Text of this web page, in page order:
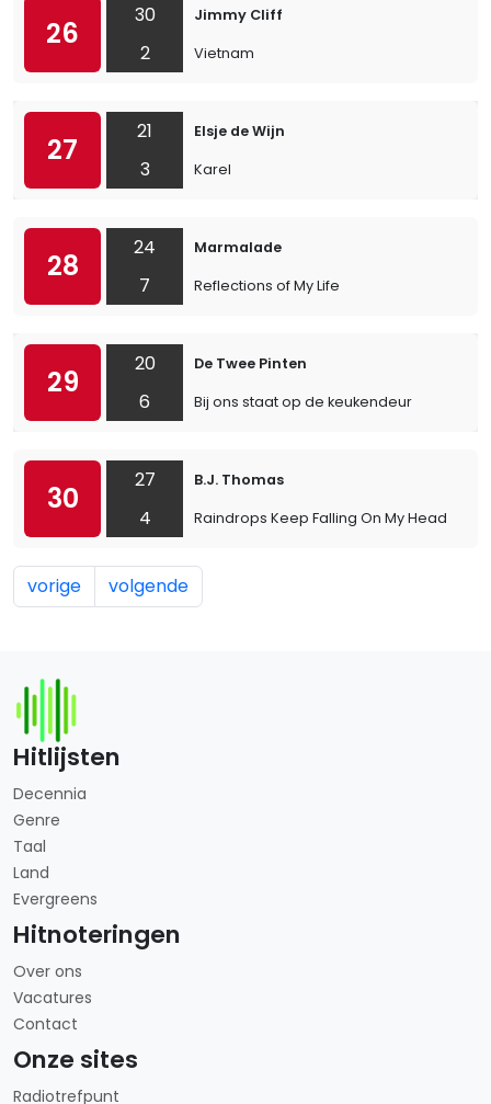
26
30
2
Jimmy Cliff
Vietnam
27
21
3
Elsje de Wijn
Karel
28
24
7
Marmalade
Reflections of My Life
29
20
6
De Twee Pinten
Bij ons staat op de keukendeur
30
27
4
B.J. Thomas
Raindrops Keep Falling On My Head
vorige volgende
Hitlijsten
Decennia
Genre
Taal
Land
Evergreens
Hitnoteringen
Over ons
Vacatures
Contact
Onze sites
Radiotrefpunt